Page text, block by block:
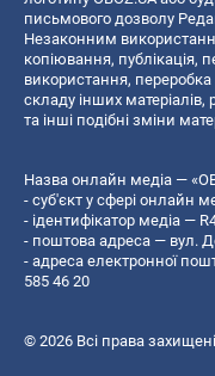
письмового дозволу
Незаконним
копiювання, публiкацiя,
використання,
складу інших
та інші подібні зміни
Назва онлайн медіа —
- суб'єкт у сфері онлайн
- ідентифікатор медіа —
- поштова адреса — вул.
- адреса електронної
585 46 20
© 2026 Всі права